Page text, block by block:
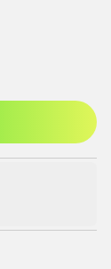
som medlem